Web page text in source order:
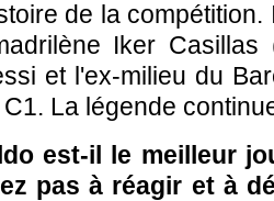
de la
Iker
et l'ex-milieu du
La légende
est-il le meilleur
pas à réagir et à